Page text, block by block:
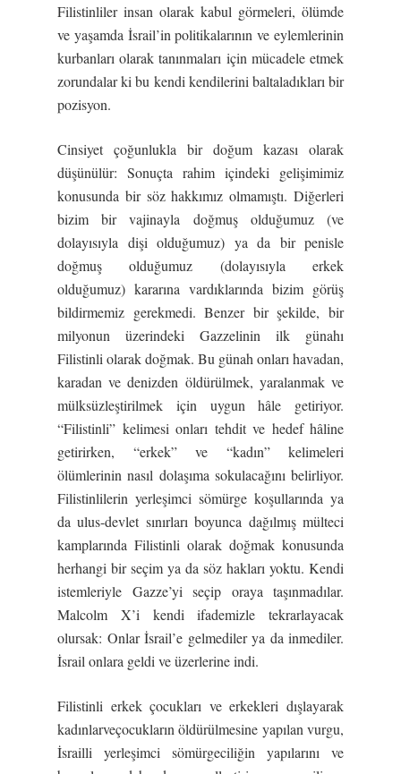
Filistinliler insan olarak kabul görmeleri, ölümde
ve yaşamda İsrail’in politikalarının ve eylemlerinin
kurbanları olarak tanınmaları için mücadele etmek
zorundalar ki bu kendi kendilerini baltaladıkları bir
pozisyon.
Cinsiyet çoğunlukla bir doğum kazası olarak
düşünülür: Sonuçta rahim içindeki gelişimimiz
konusunda bir söz hakkımız olmamıştı. Diğerleri
bizim bir vajinayla doğmuş olduğumuz (ve
dolayısıyla dişi olduğumuz) ya da bir penisle
doğmuş olduğumuz (dolayısıyla erkek
olduğumuz) kararına vardıklarında bizim görüş
bildirmemiz gerekmedi. Benzer bir şekilde, bir
milyonun üzerindeki Gazzelinin ilk günahı
Filistinli olarak doğmak. Bu günah onları havadan,
karadan ve denizden öldürülmek, yaralanmak ve
mülksüzleştirilmek için uygun hâle getiriyor.
“Filistinli” kelimesi onları tehdit ve hedef hâline
getirirken, “erkek” ve “kadın” kelimeleri
ölümlerinin nasıl dolaşıma sokulacağını belirliyor.
Filistinlilerin yerleşimci sömürge koşullarında ya
da ulus-devlet sınırları boyunca dağılmış mülteci
kamplarında Filistinli olarak doğmak konusunda
herhangi bir seçim ya da söz hakları yoktu. Kendi
istemleriyle Gazze’yi seçip oraya taşınmadılar.
Malcolm X’i kendi ifademizle tekrarlayacak
olursak: Onlar İsrail’e gelmediler ya da inmediler.
İsrail onlara geldi ve üzerlerine indi.
Filistinli erkek çocukları ve erkekleri dışlayarak
kadınlarveçocukların öldürülmesine yapılan vurgu,
İsrailli yerleşimci sömürgeciliğin yapılarını ve